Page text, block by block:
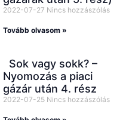
2022-07-27 Nincs hozzászólás
Tovább olvasom »
Sok vagy sokk? –
Nyomozás a piaci
gázár után 4. rész
2022-07-25 Nincs hozzászólás